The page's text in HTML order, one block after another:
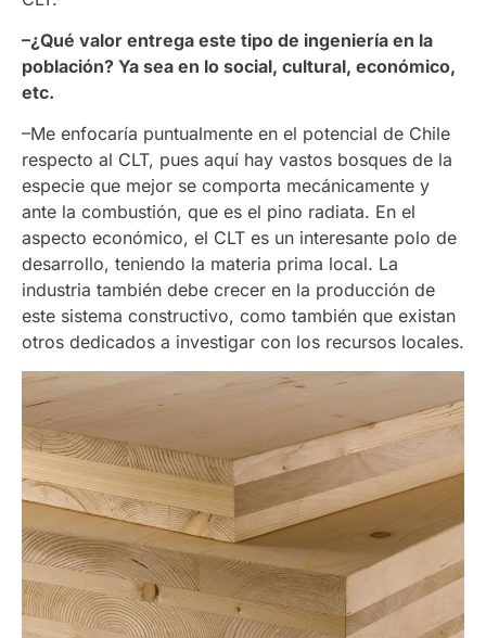
–¿Qué valor entrega este tipo de ingeniería en la
población? Ya sea en lo social, cultural, económico,
etc.
–Me enfocaría puntualmente en el potencial de Chile
respecto al CLT, pues aquí hay vastos bosques de la
especie que mejor se comporta mecánicamente y
ante la combustión, que es el pino radiata. En el
aspecto económico, el CLT es un interesante polo de
desarrollo, teniendo la materia prima local. La
industria también debe crecer en la producción de
este sistema constructivo, como también que existan
otros dedicados a investigar con los recursos locales.